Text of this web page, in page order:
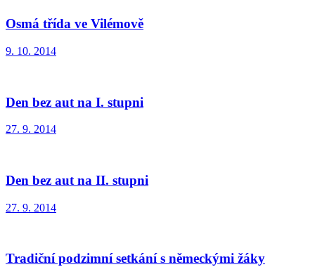
Osmá třída ve Vilémově
9. 10. 2014
Den bez aut na I. stupni
27. 9. 2014
Den bez aut na II. stupni
27. 9. 2014
Tradiční podzimní setkání s německými žáky